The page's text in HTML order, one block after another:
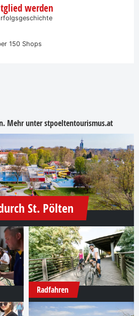
werden
150 Shops
Mehr unterstpoeltentourismus.at
St. Pölten
Radfahren